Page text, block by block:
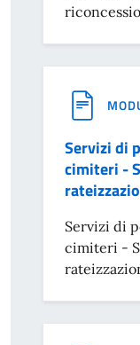
Servizi di
cimiteri -
Servizi di
cimiteri -